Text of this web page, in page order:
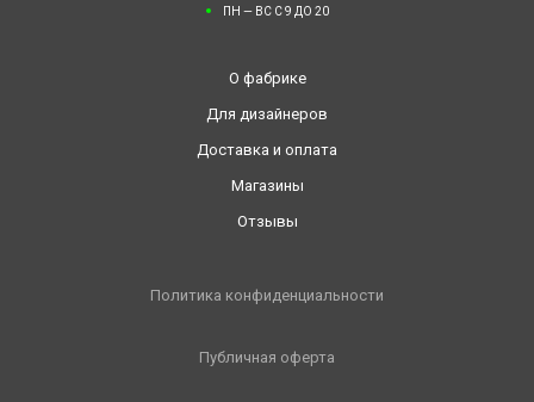
ПН — ВС С 9 ДО 20
О фабрике
Для дизайнеров
Доставка и оплата
Магазины
Отзывы
Политика конфиденциальности
Публичная оферта